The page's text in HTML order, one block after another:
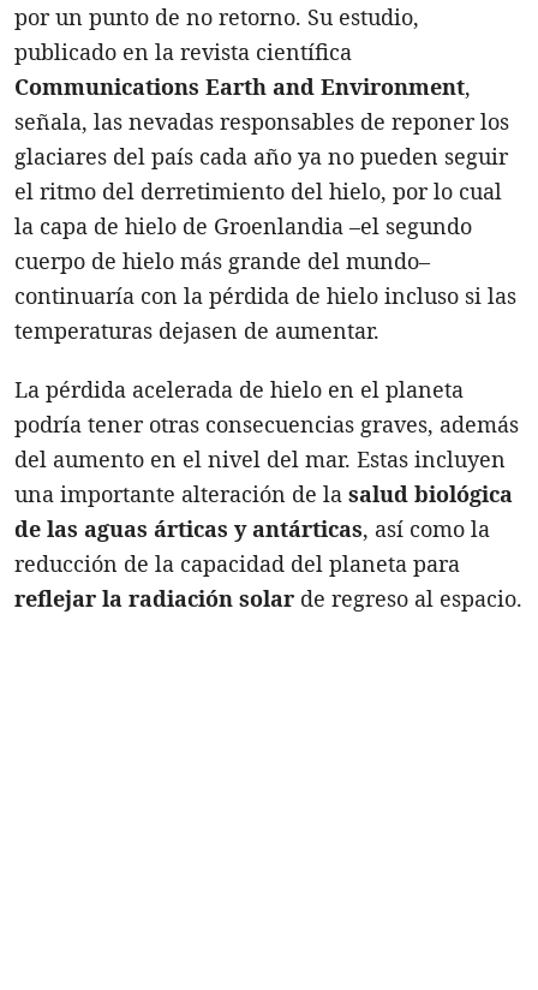
por un punto de no retorno. Su estudio,
publicado en la revista científica
Communications Earth and Environment,
señala, las nevadas responsables de reponer los
glaciares del país cada año ya no pueden seguir
el ritmo del derretimiento del hielo, por lo cual
la capa de hielo de Groenlandia –el segundo
cuerpo de hielo más grande del mundo–
continuaría con la pérdida de hielo incluso si las
temperaturas dejasen de aumentar.
La pérdida acelerada de hielo en el planeta
podría tener otras consecuencias graves, además
del aumento en el nivel del mar. Estas incluyen
una importante alteración de la salud biológica
de las aguas árticas y antárticas, así como la
reducción de la capacidad del planeta para
reflejar la radiación solar de regreso al espacio.